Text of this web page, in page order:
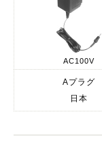
AC100V
Aプラグ
日本